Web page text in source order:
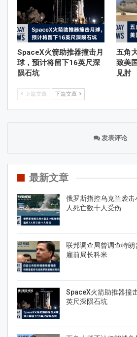
SpaceX火箭助推器撞击月
球，预计将留下16英尺深
陨石坑
五角
致美
见肘
上篇文章 下篇文章
发表评论
最新文章
俄罗斯指控乌克兰袭
人死亡数十人受伤
联邦调查局曾调查特
雇前局长科米
SpaceX火箭助推器撞
英尺深陨石坑